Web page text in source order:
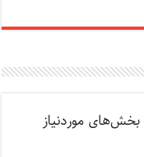
بخش‌های موردنیاز